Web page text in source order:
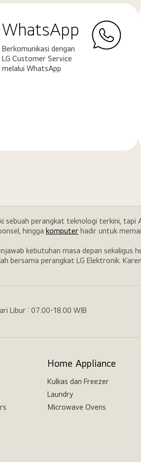
WhatsApp
Berkomunikasi dengan
LG Customer Service
melalui WhatsApp
sebuah perangkat teknologi terkini,
hingga komputer hadir untuk
kebutuhan masa depan
bersama perangkat LG Elektronik.
Libur : 07.00-18.00 WIB
Home Appliance
Kulkas dan Freezer
Laundry
Microwave Ovens